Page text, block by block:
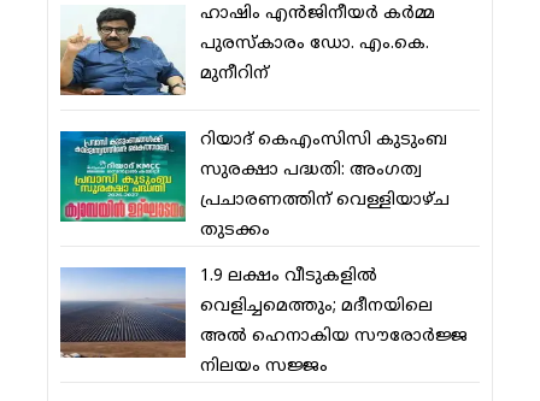
ഹാഷിം എന്‍ജിനീയര്‍ കര്‍മ്മ
പുരസ്‌കാരം ഡോ. എം.കെ.
മുനീറിന്
റിയാദ് കെഎംസിസി കുടുംബ
സുരക്ഷാ പദ്ധതി: അംഗത്വ
പ്രചാരണത്തിന് വെള്ളിയാഴ്ച
തുടക്കം
1.9 ലക്ഷം വീടുകളില്‍
വെളിച്ചമെത്തും; മദീനയിലെ
അല്‍ ഹെനാകിയ സൗരോര്‍ജ്ജ
നിലയം സജ്ജം